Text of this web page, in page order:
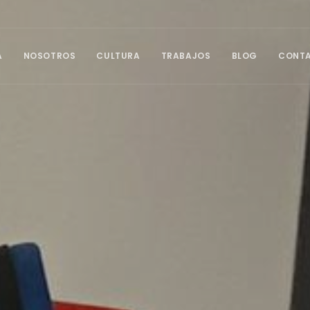
NOSOTROS CULTURA TRABAJOS BLOG